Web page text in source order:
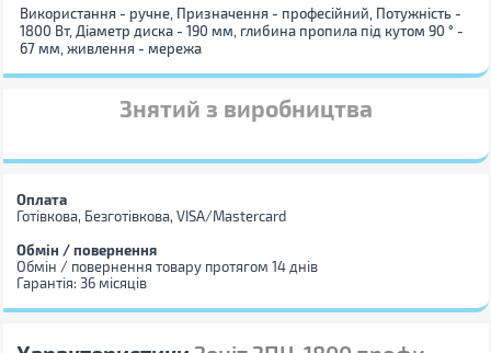
Використання - ручне, Призначення - професійний, Потужність -
1800 Вт, Діаметр диска - 190 мм, глибина пропила під кутом 90 ° -
67 мм, живлення - мережа
Знятий з виробництва
Оплата
Готівкова, Безготівкова, VISA/Mastercard
Обмін / повернення
Обмін / повернення товару протягом 14 днів
Гарантія: 36 місяців